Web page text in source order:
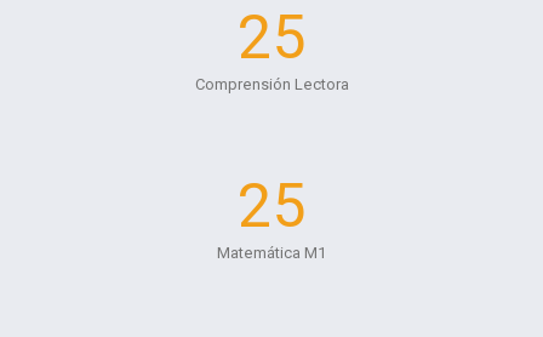
25
Comprensión Lectora
25
Matemática M1